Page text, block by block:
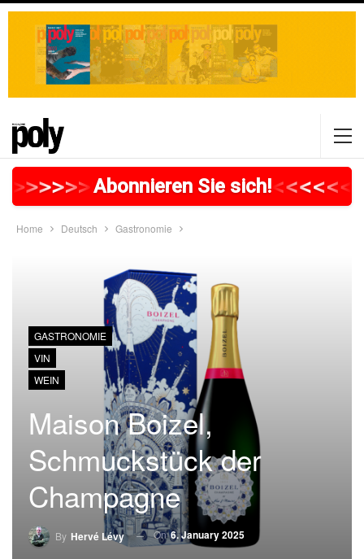
>>>>>>>>>>>>>>>>>
Abonnieren Sie sich!<<<<<<
Home Deutsch Gastronomie
GASTRONOMIE
VIN
WEIN
Maison Boizel,
Schmuckstück der
Champagne
By Hervé Lévy On6. January 2025